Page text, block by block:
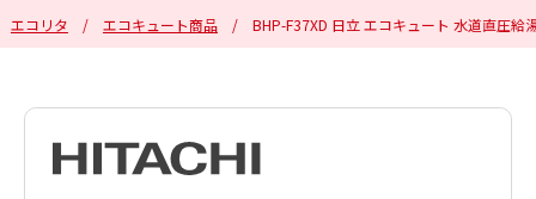
エコリタ エコキュート商品 BHP-F37XD 日立 エコキュート 水道直圧給